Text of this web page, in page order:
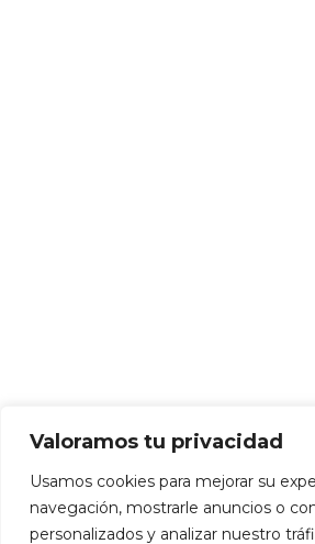
Valoramos tu privacidad
Usamos cookies para mejorar su
navegación, mostrarle anuncios o
personalizados y analizar nuestro